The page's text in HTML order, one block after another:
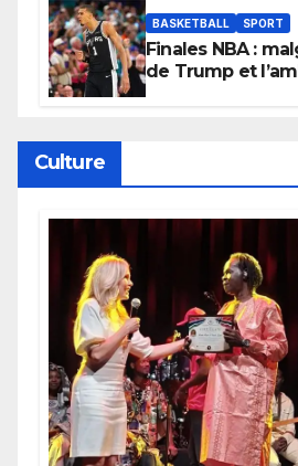
BASKETBALL SPORT
Finales NBA :
de Trump et
Culture